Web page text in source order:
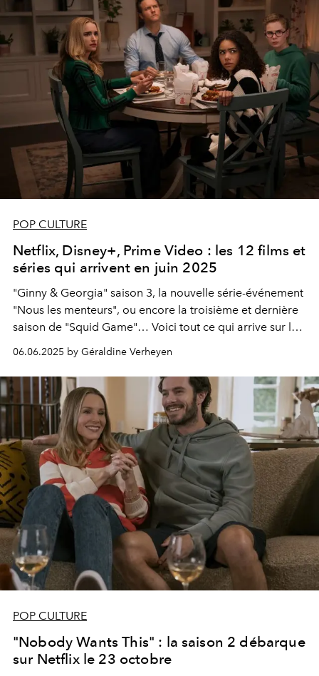
POP CULTURE
Netflix, Disney+, Prime Video : les 12 films et
séries qui arrivent en juin 2025
"Ginny & Georgia" saison 3, la nouvelle série-événement
"Nous les menteurs", ou encore la troisième et dernière
saison de "Squid Game"… Voici tout ce qui arrive sur les
06.06.2025 by Géraldine Verheyen
POP CULTURE
"Nobody Wants This" : la saison 2 débarque
sur Netflix le 23 octobre